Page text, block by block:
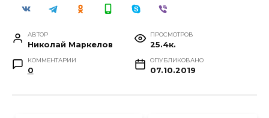
АВТОР
Николай Маркелов
ПРОСМОТРОВ
25.4к.
КОММЕНТАРИИ
0
ОПУБЛИКОВАНО
07.10.2019